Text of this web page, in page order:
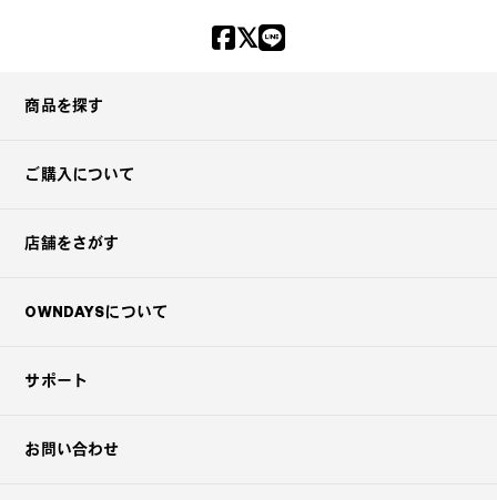
商品を探す
ご購入について
店舗をさがす
OWNDAYSについて
サポート
お問い合わせ